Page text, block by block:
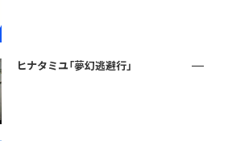
ヒナタミユ「夢幻逃避行」